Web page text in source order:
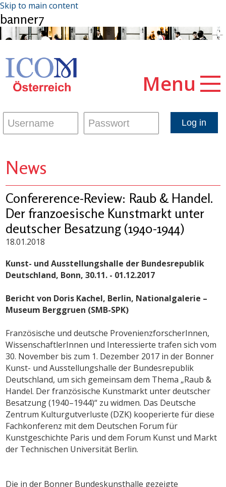
Skip to main content
banner7
Menu
News
Confererence-Review: Raub & Handel.
Der franzoesische Kunstmarkt unter
deutscher Besatzung (1940-1944)
18.01.2018
Kunst- und Ausstellungshalle der Bundesrepublik
Deutschland, Bonn, 30.11. - 01.12.2017
Bericht von Doris Kachel, Berlin, Nationalgalerie –
Museum Berggruen (SMB-SPK)
Französische und deutsche ProvenienzforscherInnen,
WissenschaftlerInnen und Interessierte trafen sich vom
30. November bis zum 1. Dezember 2017 in der Bonner
Kunst- und Ausstellungshalle der Bundesrepublik
Deutschland, um sich gemeinsam dem Thema „Raub &
Handel. Der französische Kunstmarkt unter deutscher
Besatzung (1940–1944)“ zu widmen. Das Deutsche
Zentrum Kulturgutverluste (DZK) kooperierte für diese
Fachkonferenz mit dem Deutschen Forum für
Kunstgeschichte Paris und dem Forum Kunst und Markt
der Technischen Universität Berlin.
Die in der Bonner Bundeskunsthalle gezeigte